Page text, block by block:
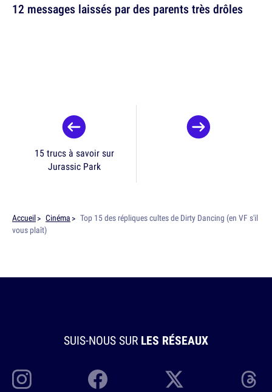
12 messages laissés par des parents très drôles
15 trucs à savoir sur
Jurassic Park
Accueil Cinéma
Top 15 des répliques cultes de Dirty Dancing (en VF s'il
vous plaît)
SUIS-NOUS SUR LES RÉSEAUX